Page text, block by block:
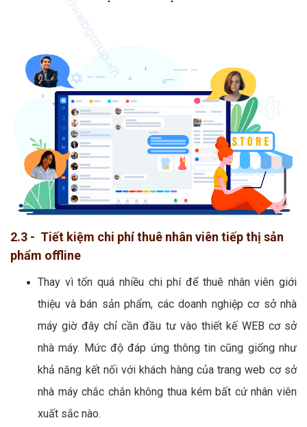
2.3 - Tiết kiệm chi phí thuê nhân viên tiếp thị sản
phẩm offline
Thay vì tốn quá nhiều chi phí để thuê nhân viên giới
thiệu và bán sản phẩm, các doanh nghiệp cơ sở nhà
máy giờ đây chỉ cần đầu tư vào thiết kế WEB cơ sở
nhà máy. Mức độ đáp ứng thông tin cũng giống như
khả năng kết nối với khách hàng của trang web cơ sở
nhà máy chắc chắn không thua kém bất cứ nhân viên
xuất sắc nào.